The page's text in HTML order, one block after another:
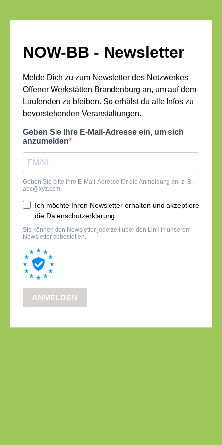
NOW-BB - Newsletter
Melde Dich zu zum Newsletter des Netzwerkes
Offener Werkstätten Brandenburg an, um auf dem
Laufenden zu bleiben. So erhälst du alle Infos zu
bevorstehenden Veranstaltungen.
Geben Sie Ihre E-Mail-Adresse ein, um sich
anzumelden
Geben Sie bitte Ihre E-Mail-Adresse für die Anmeldung an, z. B.
abc@xyz.com.
Ich möchte Ihren Newsletter erhalten und akzeptiere
die Datenschutzerklärung.
Sie können den Newsletter jederzeit über den Link in unserem
Newsletter abbestellen.
ANMELDEN